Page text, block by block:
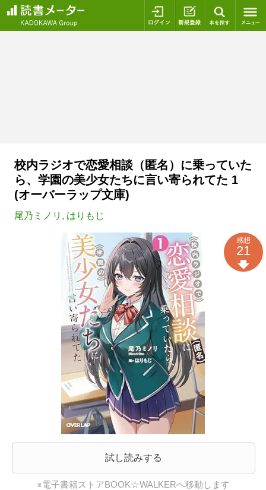
ログイン 新規登録
校内ラジオで恋愛相談（匿名）に乗っていた
ら、学園の美少女たちに言い寄られてた 1
(オーバーラップ文庫)
尾乃ミノリ , はりもじ
試し読みする
※電子書籍ストアBOOK☆WALKERへ移動します
感想
21